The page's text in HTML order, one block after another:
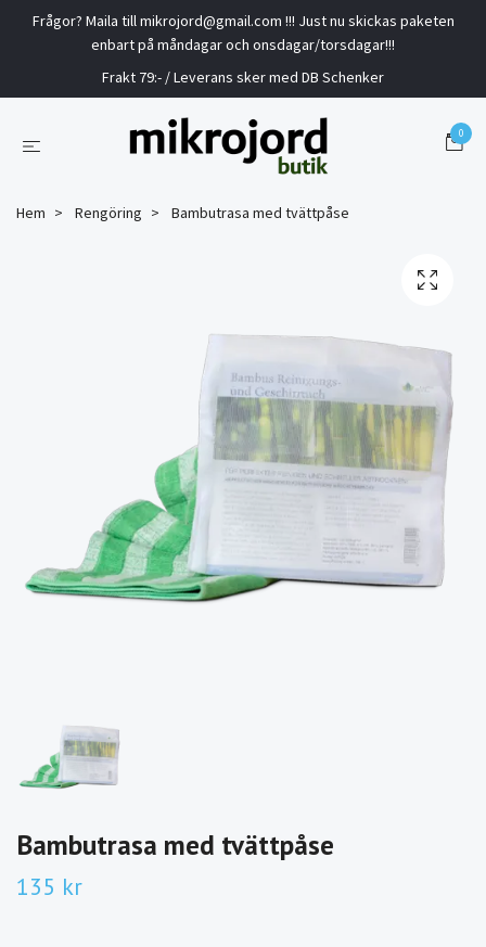
Frågor? Maila tillmikrojord@gmail.com !!! Just nu skickas paketen
enbart på måndagar och onsdagar/torsdagar!!!
Frakt 79:- / Leverans sker med DB Schenker
0
Hem Rengöring Bambutrasa med tvättpåse
Bambutrasa med tvättpåse
135 kr